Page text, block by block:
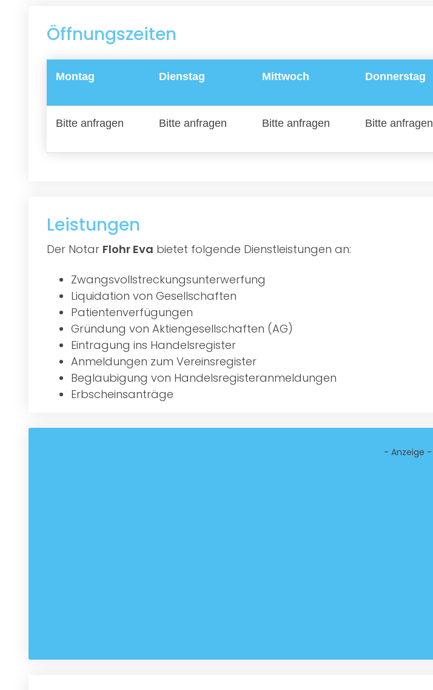
Öffnungszeiten
Montag Dienstag Mittwoch Donnerstag
Bitte anfragen Bitte anfragen Bitte anfragen Bitte anfragen
Leistungen
Der Notar Flohr Eva bietet folgende Dienstleistungen an:
Zwangsvollstreckungsunterwerfung
Liquidation von Gesellschaften
Patientenverfügungen
Gründung von Aktiengesellschaften (AG)
Eintragung ins Handelsregister
Anmeldungen zum Vereinsregister
Beglaubigung von Handelsregisteranmeldungen
Erbscheinsanträge
- Anzeige -